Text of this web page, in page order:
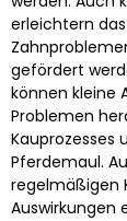
erleichtern
gefördert
können kleine
Problemen
Kauprozesses
Pferdemaul.
regelmäßigen
Auswirkungen